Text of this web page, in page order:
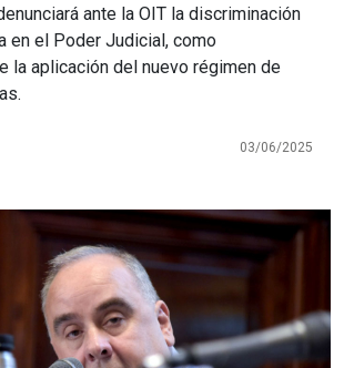
ante la OIT la discriminación
en el Poder Judicial, como
la aplicación del nuevo régimen de
03/06/2025